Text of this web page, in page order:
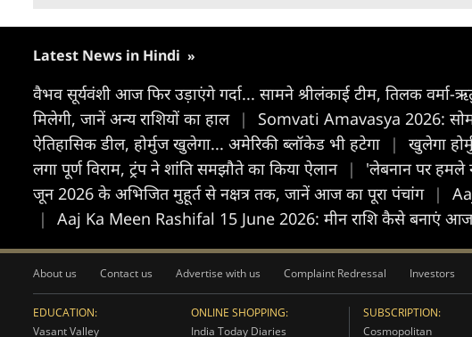
Latest News in Hindi »
वैभव सूर्यवंशी आज फिर उड़ाएंगे गर्दा... सामने श्रीलंकाई टीम, तिलक वर्मा-
मिलेगी, जानें अन्य राशियों का हाल | Somvati Amavasya 2026:
ऐतिहासिक डील, होर्मुज खुलेगा... अमेरिकी ब्लॉकेड भी हटेगा
| खुलेगा
लगा पूर्ण विराम, ट्रंप ने शांति समझौते का किया ऐलान | 'लेबनान पर हमले
जून 2026 के अभिजित मुहूर्त से नक्षत्र तक, जानें आज का पूरा पंचांग |
|
Aaj Ka Meen Rashifal 15 June 2026: मीन राश‍ि कैसे बनाएं
About us Contact us Advertise with us Complaint Redressal Investors
EDUCATION:
Vasant Valley
ONLINE SHOPPING:
India Today Diaries
SUBSCRIPTION:
Cosmopolitan